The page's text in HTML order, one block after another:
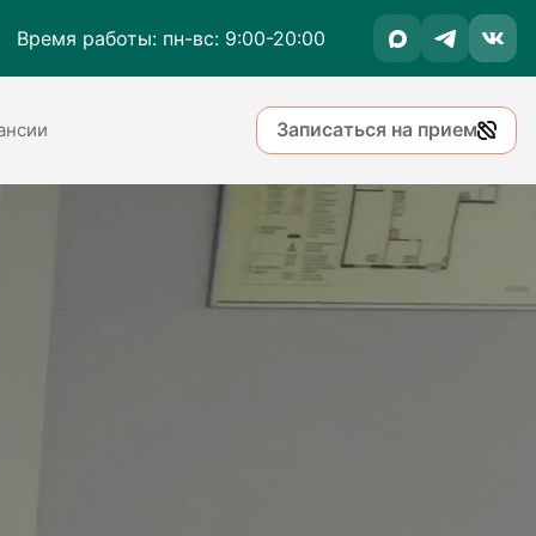
Время работы: пн-вс: 9:00-20:00
Записаться на прием